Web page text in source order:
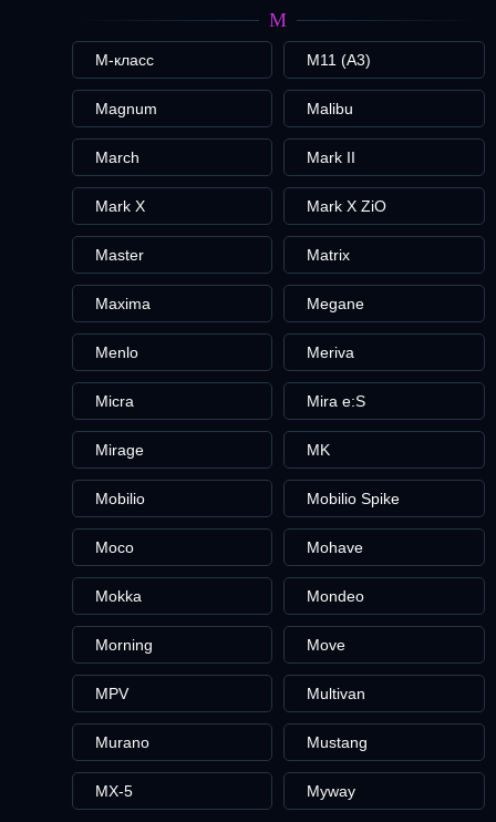
M
M-класс M11 (A3)
Magnum Malibu
March Mark II
Mark X Mark X ZiO
Master Matrix
Maxima Megane
Menlo Meriva
Micra Mira e:S
Mirage MK
Mobilio Mobilio Spike
Moco Mohave
Mokka Mondeo
Morning Move
MPV Multivan
Murano Mustang
MX-5 Myway